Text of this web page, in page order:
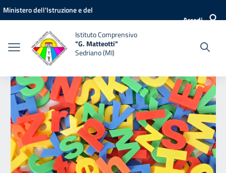
Vai ai contenuti
Vai al menu di navigazione
Vai al footer
Ministero dell'Istruzione e del
Accedi
Istituto Comprensivo
"G. Matteotti"
Sedriano (MI)